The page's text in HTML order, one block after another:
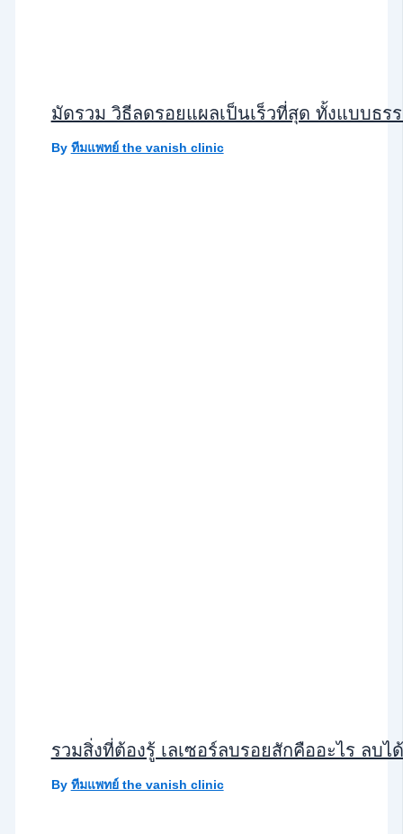
มัดรวม วิธีลดรอยแผลเป็นเร็วที่สุด ทั้งแบบธ
By ทีมแพทย์ the vanish clinic
รวมสิ่งที่ต้องรู้ เลเซอร์ลบรอยสักคืออะไร ลบไ
By ทีมแพทย์ the vanish clinic